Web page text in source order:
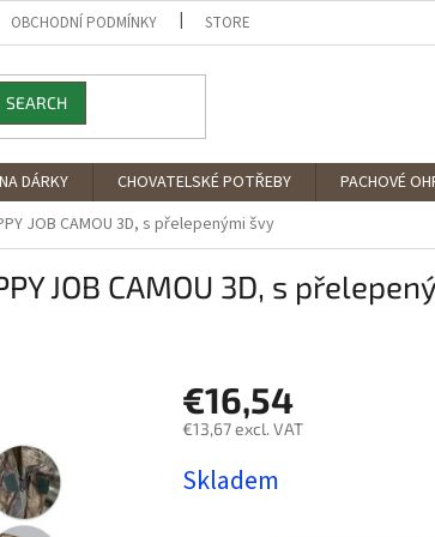
OBCHODNÍ PODMÍNKY STORE RATING PODMÍNKY
SEARCH
DÁRKY CHOVATELSKÉ POTŘEBY PACHOVÉ
JOB CAMOU 3D, s přelepenými švy
JOB CAMOU 3D, s
€16,54
€13,67 excl. VAT
price:
Skladem